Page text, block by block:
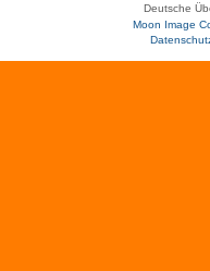
Deutsche
Moon Image